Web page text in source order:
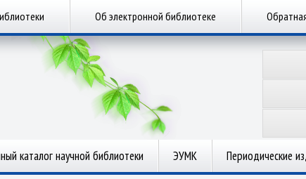
Об электронной библиотеке
каталог научной библиотеки ЭУМК Периодические